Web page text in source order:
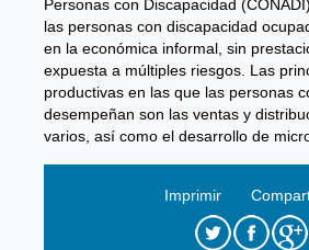
Personas con Discapacidad
las personas con discapacidad
en la económica informal, sin
expuesta a múltiples riesgos. Las
productivas en las que las personas
desempeñan son las ventas y
varios, así como el desarrollo de
Imprimir